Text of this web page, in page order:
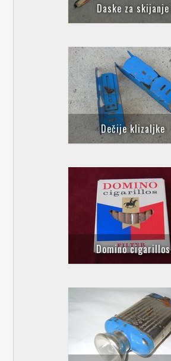
Daske za skijanje
Dečije klizaljke
Domino cigarillos